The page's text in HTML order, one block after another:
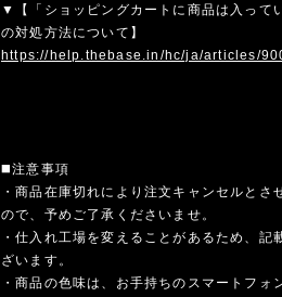
▼【「ショッピングカートに商品は入って
の対処方法について】
https://help.thebase.in/hc/ja/articles/
◼️注意事項
・商品在庫切れにより注文キャンセルとさ
ので、予めご了承くださいませ。
・仕入れ工場を変えることがあるため、記
ざいます。
・商品の色味は、お手持ちのスマートフォ